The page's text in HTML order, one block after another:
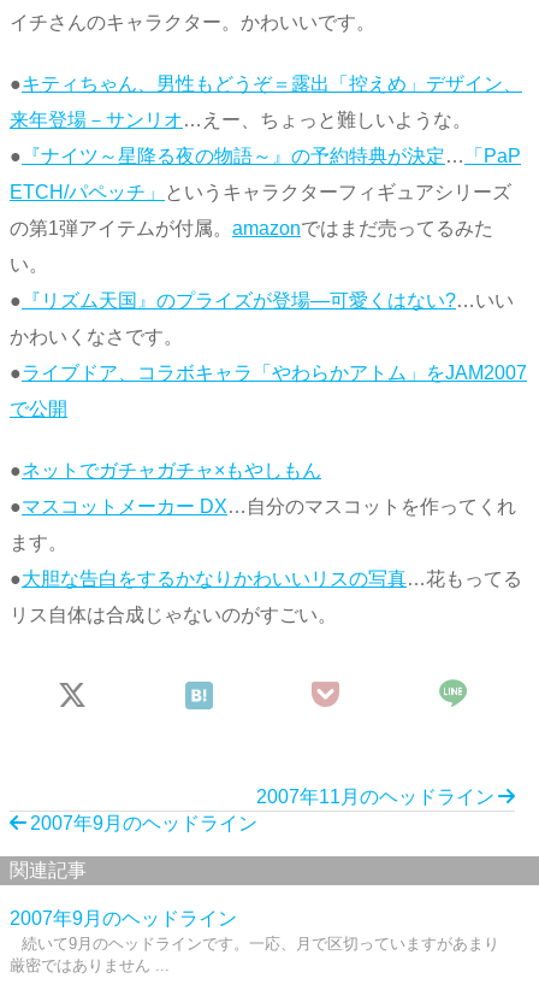
イチさんのキャラクター。かわいいです。
●キティちゃん、男性もどうぞ＝露出「控えめ」デザイン、
来年登場－サンリオ…えー、ちょっと難しいような。
● 『ナイツ～星降る夜の物語～』の予約特典が決定…
「PaP
ETCH/パペッチ」
というキャラクターフィギュアシリーズ
の第1弾アイテムが付属。 amazonではまだ売ってるみた
い。
● 『リズム天国』のプライズが登場―可愛くはない?…いい
かわいくなさです。
●ライブドア、コラボキャラ「やわらかアトム」をJAM2007
で公開
●ネットでガチャガチャ×もやしもん
●マスコットメーカー DX…自分のマスコットを作ってくれ
ます。
●大胆な告白をするかなりかわいいリスの写真…花もってる
リス自体は合成じゃないのがすごい。
2007年11月のヘッドライン
2007年9月のヘッドライン
関連記事
2007年9月のヘッドライン
続いて9月のヘッドラインです。一応、月で区切っていますがあまり
厳密ではありません ...